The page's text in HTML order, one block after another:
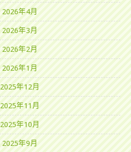
2026年4月
2026年3月
2026年2月
2026年1月
2025年12月
2025年11月
2025年10月
2025年9月